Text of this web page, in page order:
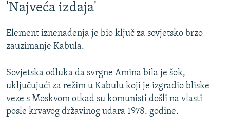
'Najveća izdaja'
Element iznenađenja je bio ključ za sovjetsko brzo
zauzimanje Kabula.
Sovjetska odluka da svrgne Amina bila je šok,
uključujući za režim u Kabulu koji je izgradio bliske
veze s Moskvom otkad su komunisti došli na vlasti
posle krvavog državinog udara 1978. godine.